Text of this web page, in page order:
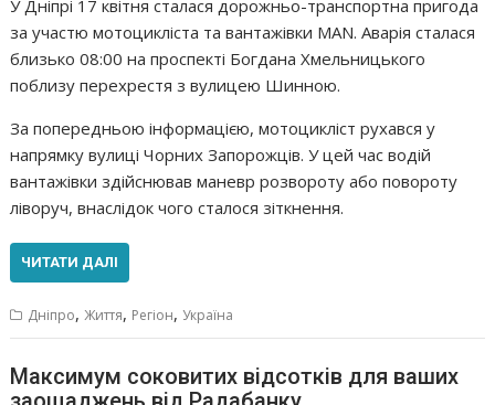
У Дніпрі 17 квітня сталася дорожньо-транспортна пригода
за участю мотоцикліста та вантажівки MAN. Аварія сталася
близько 08:00 на проспекті Богдана Хмельницького
поблизу перехрестя з вулицею Шинною.
За попередньою інформацією, мотоцикліст рухався у
напрямку вулиці Чорних Запорожців. У цей час водій
вантажівки здійснював маневр розвороту або повороту
ліворуч, внаслідок чого сталося зіткнення.
ЧИТАТИ ДАЛІ
Дніпро,Життя, Регіон,Україна
Максимум соковитих відсотків для ваших